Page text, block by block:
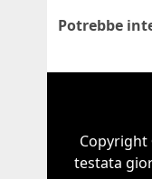
Potrebbe
Copyright
testata